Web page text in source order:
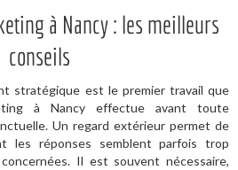
à Nancy : les meilleurs
conseils
stratégique est le premier travail que
à Nancy effectue avant toute
Un regard extérieur permet de
les réponses semblent parfois trop
Il est souvent nécessaire,